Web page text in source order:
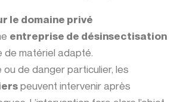
le domaine privé
entreprise de désinsectisation
de matériel adapté.
ou de danger particulier, les
peuvent intervenir après